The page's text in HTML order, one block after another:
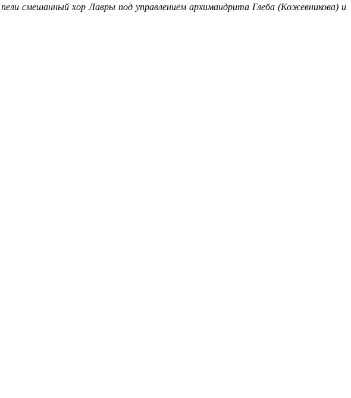
смешанный хор Лавры под управлением архимандрита Глеба (Кожевникова) и